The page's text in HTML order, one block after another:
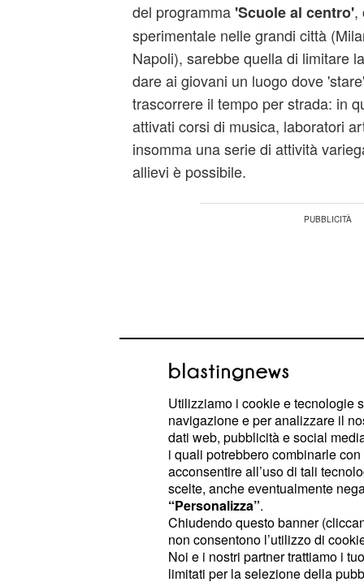
del programma 'Scuole al centro',
sperimentale nelle grandi città
Napoli), sarebbe quella di limitare
dare ai giovani un luogo dove
trascorrere il tempo per strada: in
attivati corsi di musica, laboratori
insomma una serie di attività
allievi è possibile.
Vera lotta alla
scuole aperte
La domanda, però, che molti
se questa siala vera soluzione
Utilizziamo i cookie e tecnologie
navigazione e per analizzare il
dati web, pubblicità e social
i quali potrebbero combinarle
acconsentire all’uso di tali
scelte, anche eventualmente
“Personalizza”.
Chiudendo questo banner
non consentono l’utilizzo di
Noi e i nostri partner trattiamo i
limitati per la selezione della